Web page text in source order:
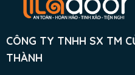
CÔNG TY TNHH SX TM
THÀNH